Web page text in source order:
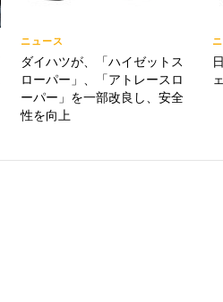
ニュース
ダイハツが、「ハイゼットス
ローパー」、「アトレースロ
ーパー」を一部改良し、安全
性を向上